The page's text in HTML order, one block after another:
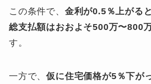
この条件で、 金利が0.5％上がると
総支払額はおおよそ500万〜800
す。
一方で、仮に住宅価格が5％下が